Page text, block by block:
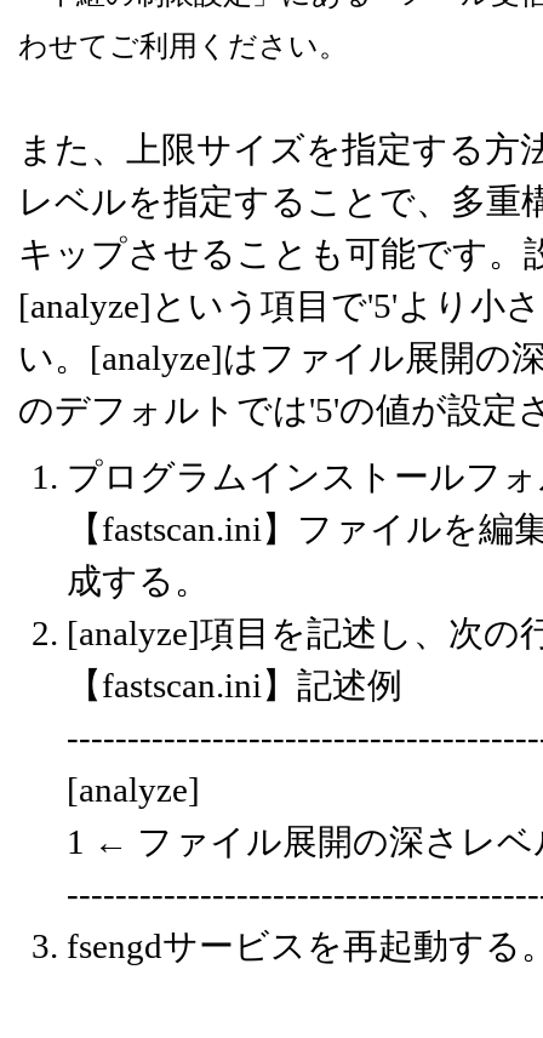
わせてご利用ください。
また、上限サイズを指定する方
レベルを指定することで、多重
キップさせることも可能です。
[analyze]という項目で'5'より小
い。[analyze]はファイル展開の
のデフォルトでは'5'の値が設定
プログラムインストールフォ
【fastscan.ini】ファイルを
成する。
[analyze]項目を記述し、次
【fastscan.ini】記述例
[analyze]
1 ← ファイル展開の深さレ
fsengdサービスを再起動する